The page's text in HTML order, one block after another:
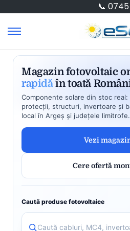
📞
Magazin fotovoltaic
rapidăîn toată
Componente solare din stoc
protecții, structuri, invertoare și
local în Argeș și județele limitrofe.
Vezi
Cere ofertă
Caută produse fotovoltaice